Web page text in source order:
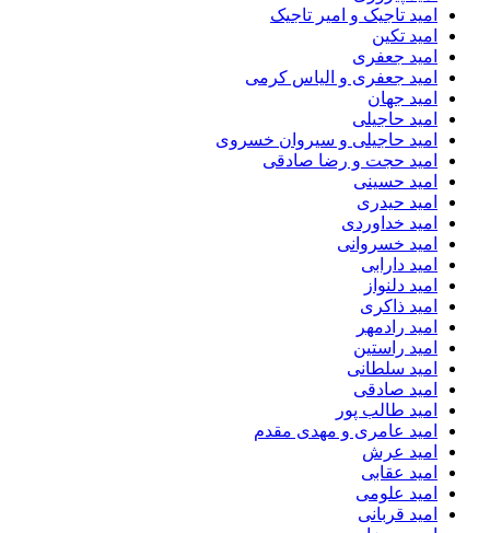
امید تاجیک و امیر تاجیک
امید تکین
امید جعفری
امید جعفری و الیاس کرمی
امید جهان
امید حاجیلی
امید حاجیلی و سیروان خسروی
امید حجت و رضا صادقی
امید حسینی
امید حیدری
امید خداوردی
امید خسروانی
امید دارابی
امید دلنواز
امید ذاکری
امید رادمهر
امید راستین
امید سلطانی
امید صادقی
امید طالب پور
امید عامری و مهدی مقدم
امید عرش
امید عقابی
امید علومی
امید قربانی